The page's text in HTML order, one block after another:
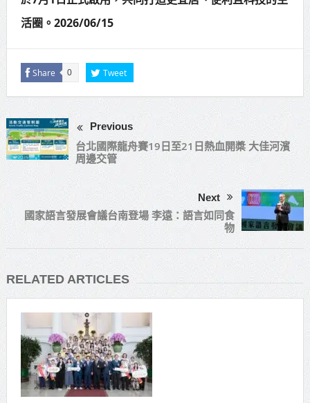
活圈。2026/06/15
Share 0 Tweet
Previous
台北國際龍舟賽19日至21日熱血開槳 大佳河濱
周邊交管
Next
國家語言發展會議台南登場 李遠：語言如同食
物
RELATED ARTICLES